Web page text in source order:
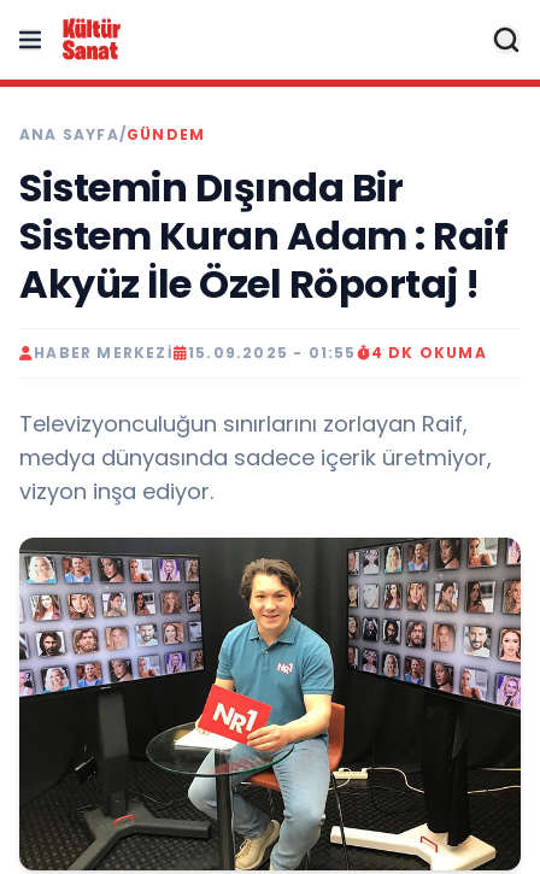
ANA SAYFA/GÜNDEM
Sistemin Dışında Bir
Sistem Kuran Adam : Raif
Akyüz İle Özel Röportaj !
HABER MERKEZI 15.09.2025 - 01:55 4 DK OKUMA
Televizyonculuğun sınırlarını zorlayan Raif,
medya dünyasında sadece içerik üretmiyor,
vizyon inşa ediyor.